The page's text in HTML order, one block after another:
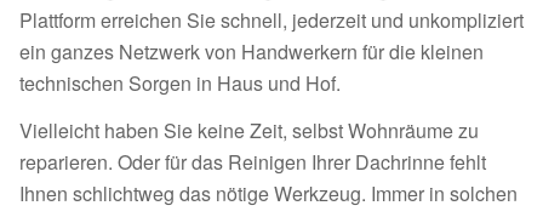
Plattform erreichen Sie schnell, jederzeit und unkompliziert
ein ganzes Netzwerk von Handwerkern für die kleinen
technischen Sorgen in Haus und Hof.
Vielleicht haben Sie keine Zeit, selbst Wohnräume zu
reparieren. Oder für das Reinigen Ihrer Dachrinne fehlt
Ihnen schlichtweg das nötige Werkzeug. Immer in solchen